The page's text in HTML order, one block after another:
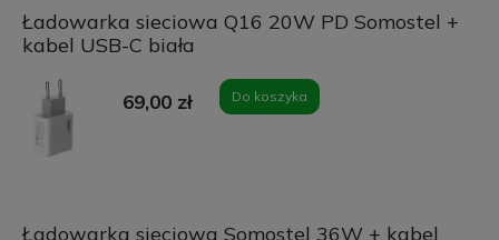
Ładowarka sieciowa Q16 20W PD Somostel +
kabel USB-C biała
69,00 zł Do koszyka
Ładowarka sieciowa Somostel 36W + kabel